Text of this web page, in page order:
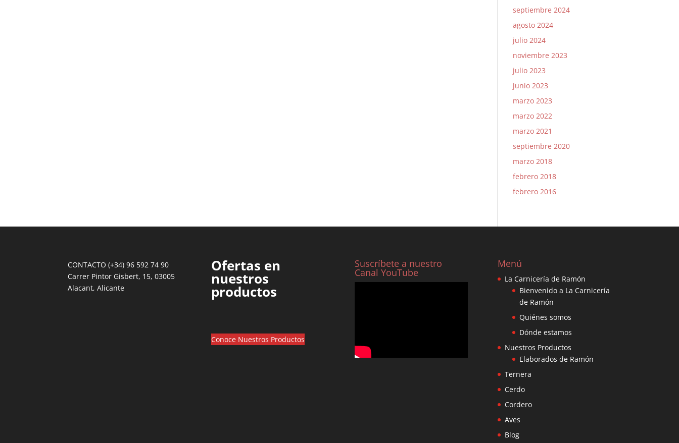
septiembre 2024
agosto 2024
julio 2024
noviembre 2023
julio 2023
junio 2023
marzo 2023
marzo 2022
marzo 2021
septiembre 2020
marzo 2018
febrero 2018
febrero 2016
CONTACTO (+34) 96 592 74 90
Carrer Pintor Gisbert, 15, 03005
Alacant, Alicante
Ofertas en
nuestros
productos
Conoce Nuestros Productos
Suscríbete a nuestro
Canal YouTube
Menú
La Carnicería de Ramón
Bienvenido a La Carnicería
de Ramón
Quiénes somos
Dónde estamos
Nuestros Productos
Elaborados de Ramón
Ternera
Cerdo
Cordero
Aves
Blog